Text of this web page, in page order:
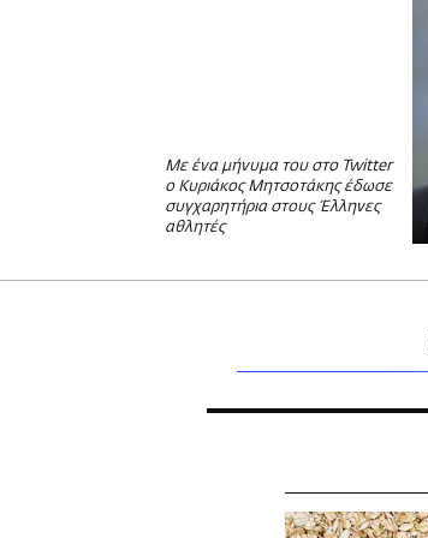
Με ένα μήνυμα του στο Twitter
o Κυριάκος Μητσοτάκης έδωσε
συγχαρητήρια στους Έλληνες
αθλητές